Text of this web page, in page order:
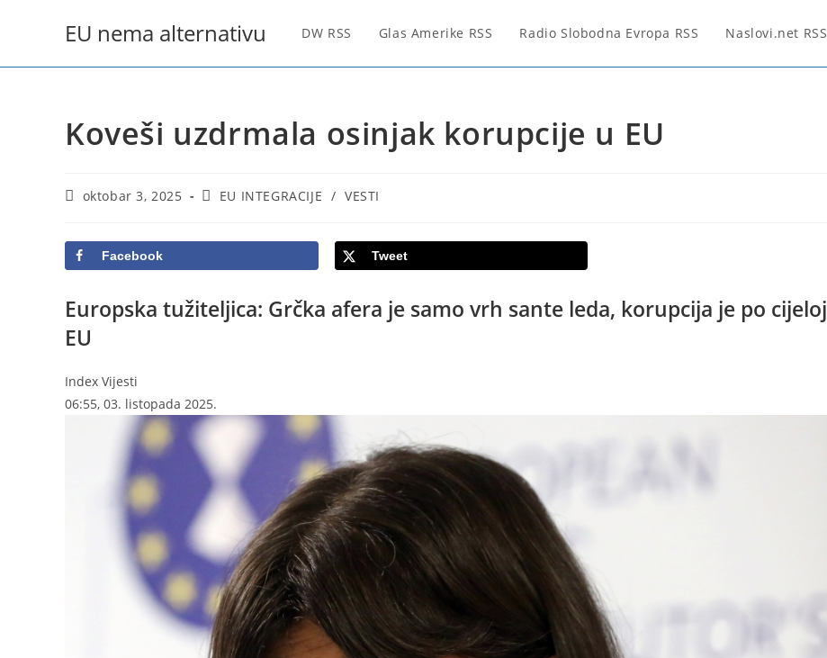
EU nema alternativu DW RSS Glas Amerike RSS Radio Slobodna Evropa RSS Naslovi.net RSS
Koveši uzdrmala osinjak korupcije u EU
Postoktobar 3, 2025
PostEU INTEGRACIJE / VESTI
Facebook Tweet
Europska tužiteljica: Grčka afera je samo vrh sante leda, korupcija je po cijeloj
EU
Index Vijesti
06:55, 03. listopada 2025.